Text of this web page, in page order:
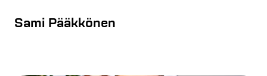
Sami Pääkkönen